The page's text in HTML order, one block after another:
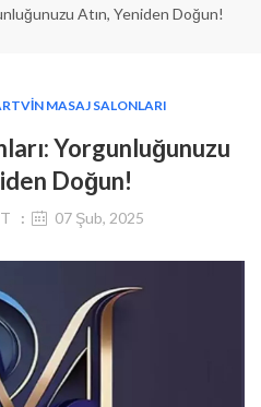
Atın, Yeniden Doğun!
MASAJ SALONLARI
Yorgunluğunuzu
Doğun!
07 Şub, 2025